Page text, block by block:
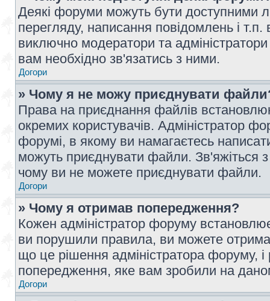
Деякі форуми можуть бути доступними
перегляду, написання повідомлень і
виключно модератори та
вам необхідно зв'язатись з ними.
Догори
» Чому я не можу приєднувати
Права на приєднання файлів
окремих користувачів. Адміністратор
форумі, в якому ви намагаєтесь
можуть приєднувати файли. Зв'яжіться
чому ви не можете приєднувати файли.
Догори
» Чому я отримав попередження?
Кожен адміністратор форуму
ви порушили правила, ви можете
що це рішення адміністратора форуму,
попередження, яке вам зробили на
Догори